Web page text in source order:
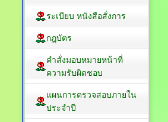
ระเบียบ หนังสือสั่งการ
กฎบัตร
คำสั่งมอบหมายหน้าที่
ความรับผิดชอบ
แผนการตรวจสอบภายใน
ประจำปี